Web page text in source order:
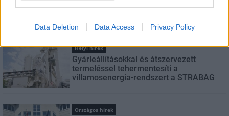
Data Deletion Data Access Privacy Policy
LEGFRISSEBB
Helyi hírek
Gyárleállításokkal és átszervezett
termeléssel tehermentesíti a
villamosenergia-rendszert a STRABAG
Országos hírek